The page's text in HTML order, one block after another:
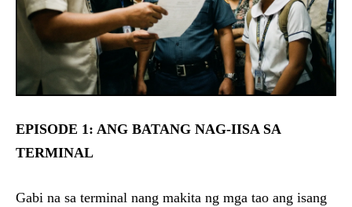
EPISODE 1: ANG BATANG NAG-IISA SA
TERMINAL
Gabi na sa terminal nang makita ng mga tao ang isang